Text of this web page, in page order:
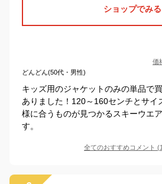
ショップでみる
価
どんどん(50代・男性)
キッズ用のジャケットのみの単品で
ありました！120～160センチとサイ
様に合うものが見つかるスキーウエ
す。
全てのおすすめコメント (1